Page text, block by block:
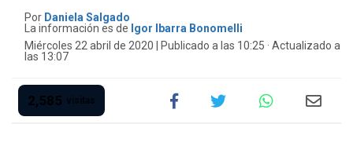
Por Daniela Salgado
La información es de Igor Ibarra Bonomelli
Miércoles 22 abril de 2020 | Publicado a las 10:25 · Actualizado a
las 13:07
2,585 visitas